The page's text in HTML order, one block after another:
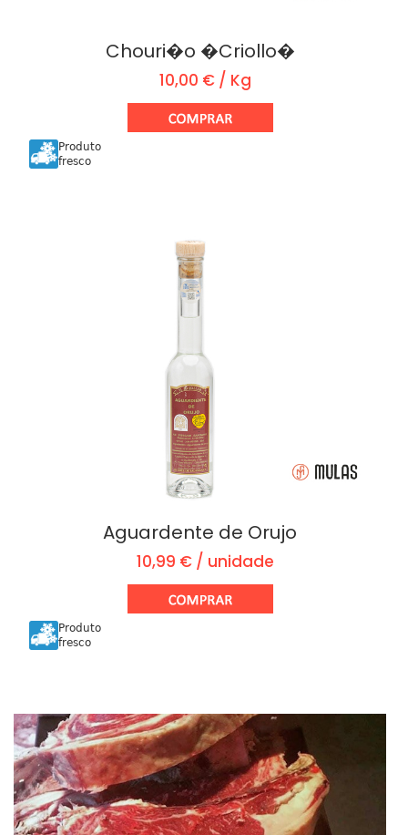
Chouri�o �Criollo�
10,00 € / Kg
Produto
fresco
Aguardente de Orujo
10,99 € / unidade
Produto
fresco